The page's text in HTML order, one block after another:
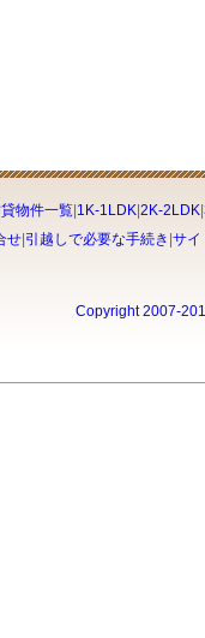
物件一覧| 1K-1LDK| 2K-2LDK|
せ 引越しで必要な手続き サイ
Copyright 2007-